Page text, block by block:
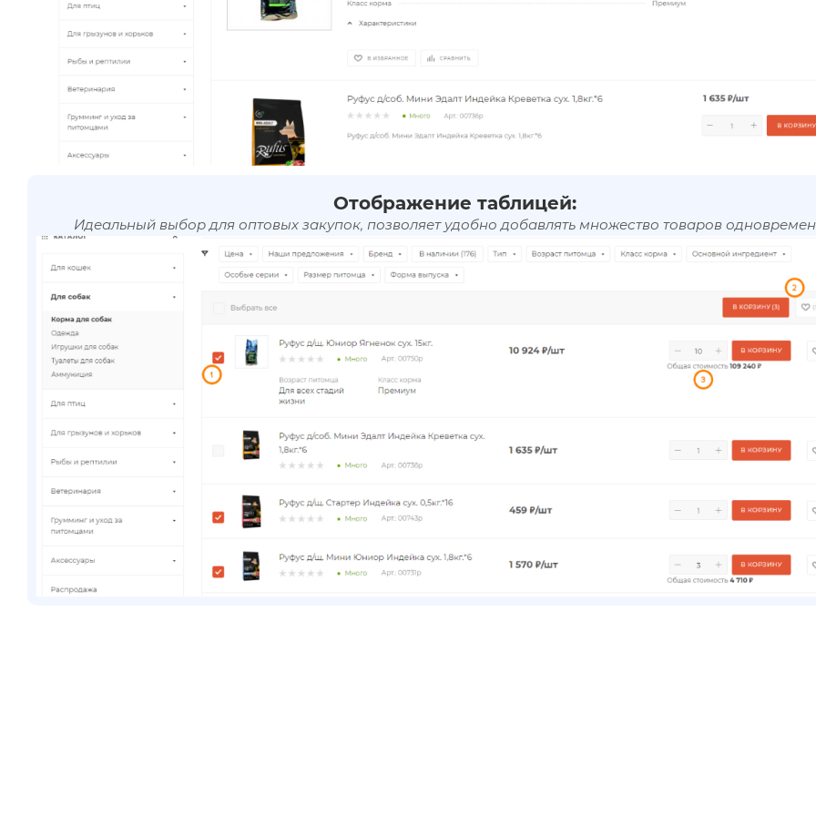
Отображение таблицей:
Идеальный выбор для оптовых закупок, позволяет удобно добавлять множество товаров